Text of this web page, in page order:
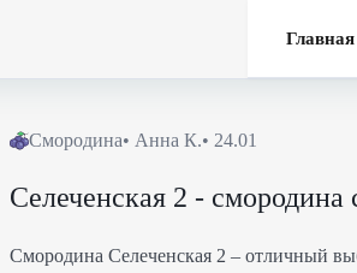
Главная
Смородина• Анна К.• 24.01
Селеченская 2 - смородина
Смородина Селеченская 2 – отличный